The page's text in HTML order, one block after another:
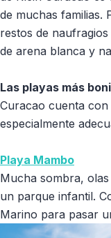
de muchas familias.
restos de
de arena blanca y
Las playas más
Curacao cuenta
especialmente
Playa Mambo
Mucha sombra,
un parque infantil.
Marino para pasar